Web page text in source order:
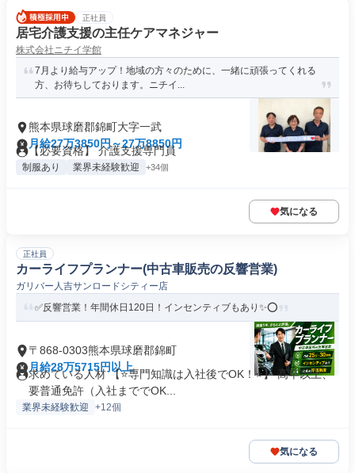
正社員
居宅介護支援の主任ケアマネジャー
株式会社ニチイ学館
7月より給与アップ！地域の方々のために、一緒に頑張ってくれる
方、お待ちしております。ニチイ...
熊本県球磨郡錦町大字一武
月給27万3850円～27万8850円
【必要資格】 介護支援専門員
制服あり 業界未経験歓迎 +34個
気になる
正社員
カーライフプランナー(中古車販売の反響営業)
ガリバー人吉サンロードシティー店
✅反響営業！年間休日120日！インセンティブもあり✨⭕
〒868-0303熊本県球磨郡錦町
月給28万5715円以上
求めている人材 【⭐専門知識は入社後でOK！⭐】 高卒以上、
要普通免許（入社まででOK...
業界未経験歓迎 +12個
気になる